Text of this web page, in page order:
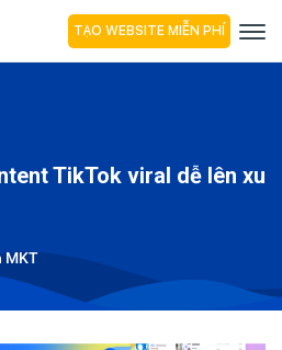
TẠO WEBSITE MIỄN PHÍ
TikTok viral dễ lên xu
MKT